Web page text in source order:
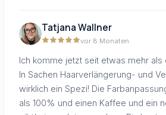
Tatjana Wallner
vor 8 Monaten
Ich komme jetzt seit etwas mehr als
In Sachen Haarverlängerung- und
wirklich ein Spezi! Die
als 100% und einen Kaffee und ein